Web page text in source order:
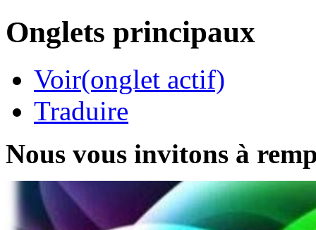
Onglets principaux
Voir(onglet actif)
Traduire
Nous vous invitons à